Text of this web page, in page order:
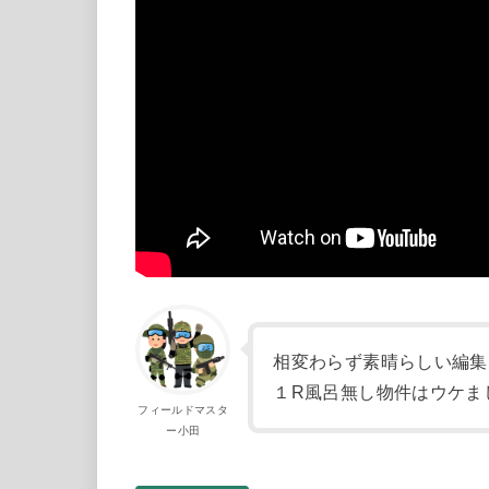
フィールドマスタ
ー小田
相変わらず素晴らしい編集
１R風呂無し物件はウケま